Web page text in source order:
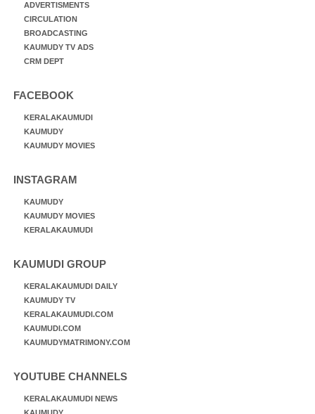
ADVERTISMENTS
CIRCULATION
BROADCASTING
KAUMUDY TV ADS
CRM DEPT
FACEBOOK
KERALAKAUMUDI
KAUMUDY
KAUMUDY MOVIES
INSTAGRAM
KAUMUDY
KAUMUDY MOVIES
KERALAKAUMUDI
KAUMUDI GROUP
KERALAKAUMUDI DAILY
KAUMUDY TV
KERALAKAUMUDI.COM
KAUMUDI.COM
KAUMUDYMATRIMONY.COM
YOUTUBE CHANNELS
KERALAKAUMUDI NEWS